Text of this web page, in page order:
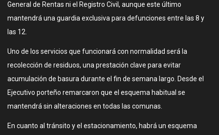
General de Rentas ni el Registro Civil, aunque este último
mantendrá una guardia exclusiva para defunciones entre las 8 y
las 12.
Uno de los servicios que funcionará con normalidad será la
recolección de residuos, una prestación clave para evitar
acumulación de basura durante el fin de semana largo. Desde el
Ejecutivo porteño remarcaron que el esquema habitual se
mantendrá sin alteraciones en todas las comunas.
En cuanto al tránsito y el estacionamiento, habrá un esquema